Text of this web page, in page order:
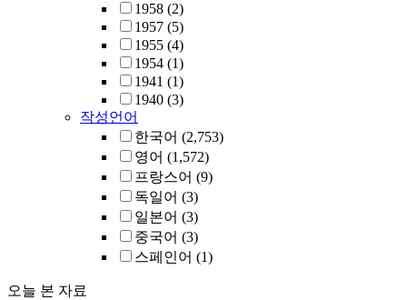
1958 (2)
1957 (5)
1955 (4)
1954 (1)
1941 (1)
1940 (3)
작성언어
한국어 (2,753)
영어 (1,572)
프랑스어 (9)
독일어 (3)
일본어 (3)
중국어 (3)
스페인어 (1)
오늘 본 자료